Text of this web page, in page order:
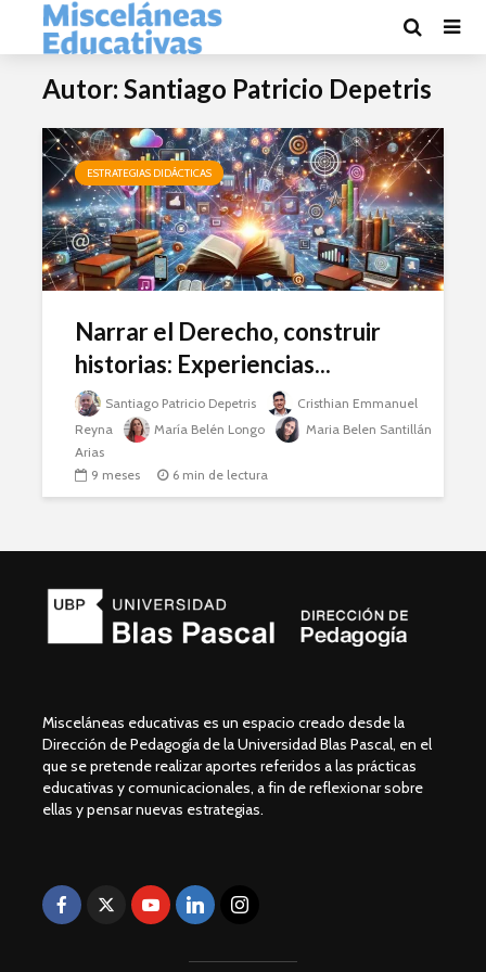
Autor: Santiago Patricio Depetris
ESTRATEGIAS DIDÁCTICAS
Narrar el Derecho, construir
historias: Experiencias...
Santiago Patricio Depetris
Cristhian Emmanuel
Reyna
María Belén Longo
Maria Belen Santillán
Arias
9 meses
6 min de lectura
Misceláneas educativas es un espacio creado desde la
Dirección de Pedagogía de la Universidad Blas Pascal, en el
que se pretende realizar aportes referidos a las prácticas
educativas y comunicacionales, a fin de reflexionar sobre
ellas y pensar nuevas estrategias.